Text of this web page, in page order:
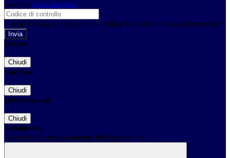
tramite la Login Spaggiari
E-mail inviata, si prega di controllare la casella di posta elettronica!
Errore
Chiudi
Successo
Chiudi
Informazione
Chiudi
Attendere...
Attendere il completamento dell'operazione...